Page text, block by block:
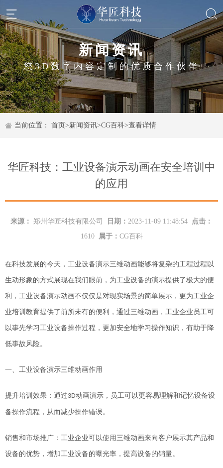
新闻资讯
您3D数字内容定制的优质合作伙伴
当前位置： 首页>新闻资讯>CG百科>查看详情
华匠科技：工业设备演示动画在安全培训中
的应用
来源： 郑州华匠科技有限公司 日期： 2023-11-09 11:48:54
点击：
1610
属于： CG百科
在科技发展的今天 ， 工业设备演示三维动画能够将复杂的工程过程以
生动形象的方式展现在我们眼前 ， 为工业设备的演示提供了极大的便
利， 工业设备演示动画不仅仅是对现实场景的简单展示 ， 更为工业企
业培训 教育提供了前所未有的便利 ，通过三维动画， 工业企业员工可
以事先学习 工业设备操作过程， 更加安全地学习 操作知识， 有助于降
低事故风险。
一、 工业设备演示三维动画作用
提升培训效果 ：通过3D动画演示，员工可以更容易理解和记忆设备设
备操作流程，从而减少操作错误。
销售和市场推广： 工业企业可以使用三维动画来向客户展示其产品和
设备的优势， 增加工业设备的曝光率，提高设备的销量。